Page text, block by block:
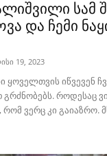
სამ
და ჩემი
19, 2023
ყოველთვის იწვევენ
როდესაც
რომ ვერც კი გაიაზრო.